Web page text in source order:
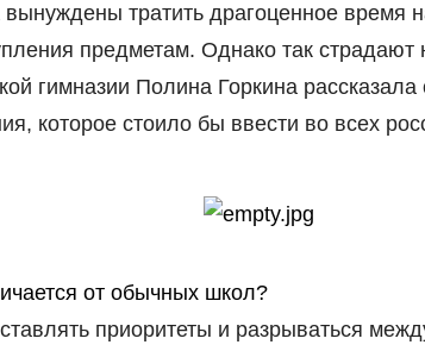
вынуждены тратить драгоценное время
предметам. Однако так страдают
гимназии Полина Горкина
которое стоило бы ввести во всех
от обычных школ?
приоритеты и разрываться